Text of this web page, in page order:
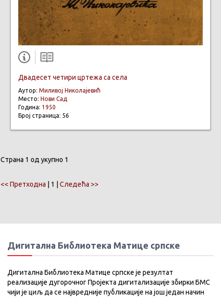
Двадесет четири цртежа са села
Аутор: Миливој Николајевић
Место: Нови Сад
Година: 1950
Број страница: 56
Страна 1 од укупно 1
<< Претходна | 1 | Следећа >>
Дигитална Библиотека Матице српске
Дигитална Библиотека Матице српске је резултат
реализације дугорочног Пројекта дигитализације збирки БМС
чији је циљ да се највредније публикације на још један начин